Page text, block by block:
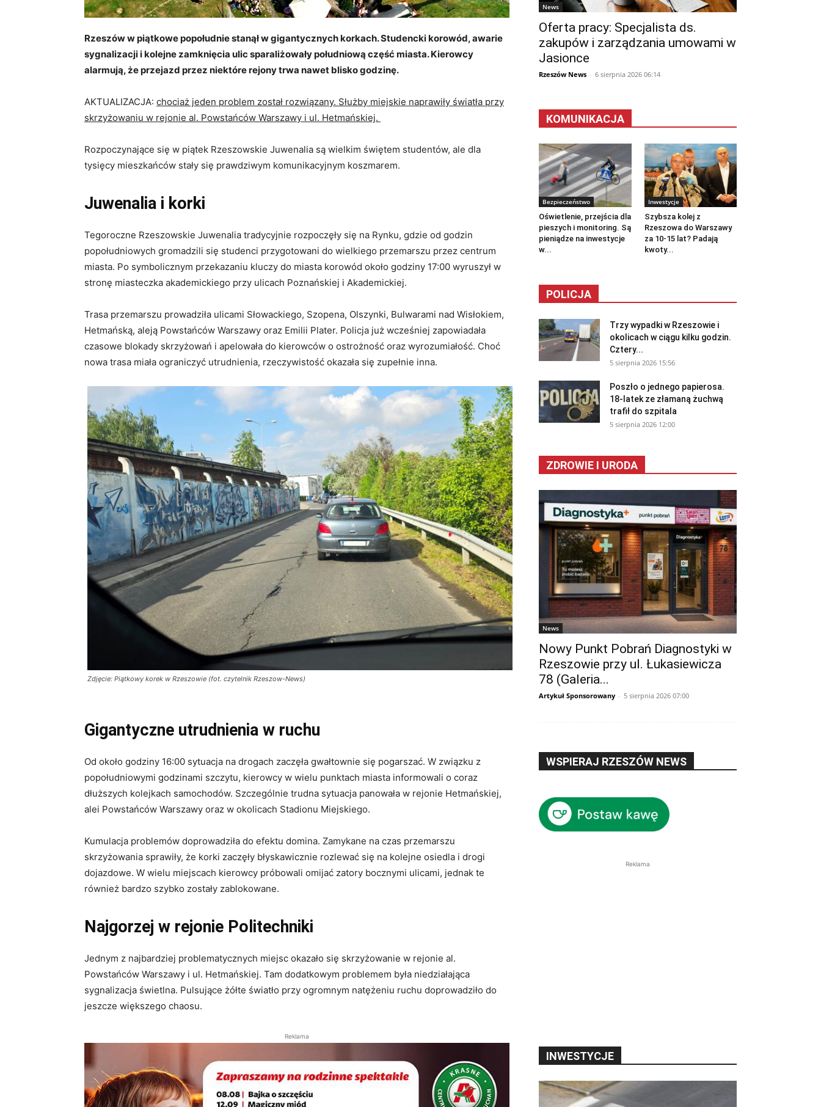
Rzeszów w piątkowe popołudnie stanął w gigantycznych korkach. Studencki korowód, awarie
sygnalizacji i kolejne zamknięcia ulic sparaliżowały południową część miasta. Kierowcy
alarmują, że przejazd przez niektóre rejony trwa nawet blisko godzinę.
AKTUALIZACJA: chociaż jeden problem został rozwiązany. Służby miejskie naprawiły światła przy
skrzyżowaniu w rejonie al. Powstańców Warszawy i ul. Hetmańskiej.
Rozpoczynające się w piątek Rzeszowskie Juwenalia są wielkim świętem studentów, ale dla
tysięcy mieszkańców stały się prawdziwym komunikacyjnym koszmarem.
Juwenalia i korki
Tegoroczne Rzeszowskie Juwenalia tradycyjnie rozpoczęły się na Rynku, gdzie od godzin
popołudniowych gromadzili się studenci przygotowani do wielkiego przemarszu przez centrum
miasta. Po symbolicznym przekazaniu kluczy do miasta korowód około godziny 17:00 wyruszył w
stronę miasteczka akademickiego przy ulicach Poznańskiej i Akademickiej.
Trasa przemarszu prowadziła ulicami Słowackiego, Szopena, Olszynki, Bulwarami nad Wisłokiem,
Hetmańską, aleją Powstańców Warszawy oraz Emilii Plater. Policja już wcześniej zapowiadała
czasowe blokady skrzyżowań i apelowała do kierowców o ostrożność oraz wyrozumiałość. Choć
nowa trasa miała ograniczyć utrudnienia, rzeczywistość okazała się zupełnie inna.
Zdjęcie: Piątkowy korek w Rzeszowie (fot. czytelnik Rzeszow-News)
Gigantyczne utrudnienia w ruchu
Od około godziny 16:00 sytuacja na drogach zaczęła gwałtownie się pogarszać. W związku z
popołudniowymi godzinami szczytu, kierowcy w wielu punktach miasta informowali o coraz
dłuższych kolejkach samochodów. Szczególnie trudna sytuacja panowała w rejonie Hetmańskiej,
alei Powstańców Warszawy oraz w okolicach Stadionu Miejskiego.
Kumulacja problemów doprowadziła do efektu domina. Zamykane na czas przemarszu
skrzyżowania sprawiły, że korki zaczęły błyskawicznie rozlewać się na kolejne osiedla i drogi
dojazdowe. W wielu miejscach kierowcy próbowali omijać zatory bocznymi ulicami, jednak te
również bardzo szybko zostały zablokowane.
Najgorzej w rejonie Politechniki
Jednym z najbardziej problematycznych miejsc okazało się skrzyżowanie w rejonie al.
Powstańców Warszawy i ul. Hetmańskiej. Tam dodatkowym problemem była niedziałająca
sygnalizacja świetlna. Pulsujące żółte światło przy ogromnym natężeniu ruchu doprowadziło do
jeszcze większego chaosu.
Reklama
News
Oferta pracy: Specjalista ds.
zakupów i zarządzania umowami w
Jasionce
Rzeszów News - 6 sierpnia 2026 06:14
KOMUNIKACJA
Bezpieczeństwo
Oświetlenie, przejścia dla
pieszych i monitoring. Są
pieniądze na inwestycje
w...
Inwestycje
Szybsza kolej z
Rzeszowa do Warszawy
za 10-15 lat? Padają
kwoty...
POLICJA
Trzy wypadki w Rzeszowie i
okolicach w ciągu kilku godzin.
Cztery...
5 sierpnia 2026 15:56
Poszło o jednego papierosa.
18-latek ze złamaną żuchwą
trafił do szpitala
5 sierpnia 2026 12:00
ZDROWIE I URODA
News
Nowy Punkt Pobrań Diagnostyki w
Rzeszowie przy ul. Łukasiewicza
78 (Galeria...
Artykuł Sponsorowany - 5 sierpnia 2026 07:00
WSPIERAJ RZESZÓW NEWS
Reklama
INWESTYCJE